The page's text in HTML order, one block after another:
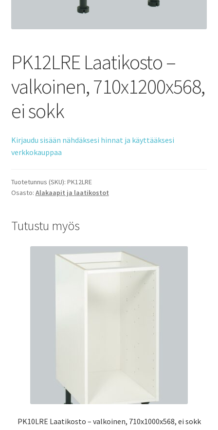
PK12LRE Laatikosto –
valkoinen, 710x1200x568,
ei sokk
Kirjaudu sisään nähdäksesi hinnat ja käyttääksesi
verkkokauppaa
Tuotetunnus (SKU): PK12LRE
Osasto: Alakaapit ja laatikostot
Tutustu myös
PK10LRE Laatikosto – valkoinen, 710x1000x568, ei sokk